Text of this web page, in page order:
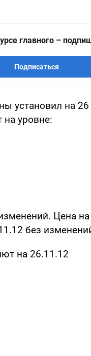
главного –
Подписаться
установил на 26
уровне:
Цена
без
на 26.11.12